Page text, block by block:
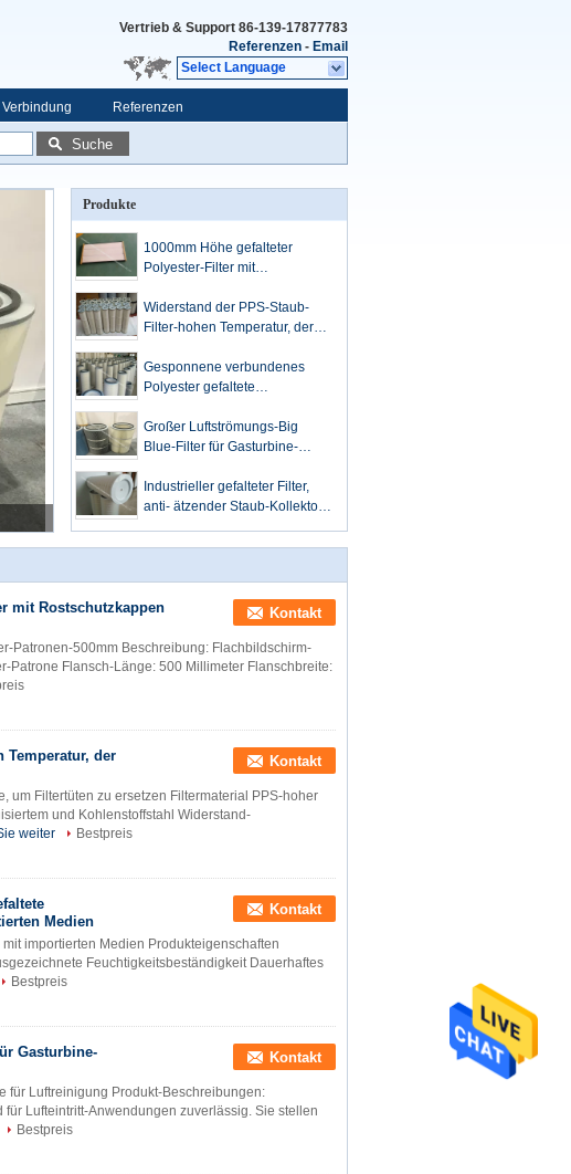
Vertrieb & Support 86-139-17877783
Referenzen - Email
Select Language
Referenzen
Suche
Produkte
1000mm Höhe gefalteter
Polyester-Filter mit
Metallrahmen
Widerstand der PPS-Staub-
Filter-hohen Temperatur, der
Gesponnene verbundenes
Polyester gefaltete
mit importierten Medien
Großer Luftströmungs-Big
Blue-Filter für Gasturbine-
Industrieller gefalteter Filter,
anti- ätzender Staub-Kollektor-
mit Rostschutzkappen
Kontakt
Patronen-500mm Beschreibung: Flachbildschirm-
Patrone Flansch-Länge: 500 Millimeter Flanschbreite:
Temperatur, der
Kontakt
um Filtertüten zu ersetzen Filtermaterial PPS-hoher
und Kohlenstoffstahl Widerstand-
weiter
Bestpreis
Medien
Kontakt
importierten Medien Produkteigenschaften
Feuchtigkeitsbeständigkeit Dauerhaftes
Bestpreis
Gasturbine-
Kontakt
für Luftreinigung Produkt-Beschreibungen:
Lufteintritt-Anwendungen zuverlässig. Sie stellen
Bestpreis